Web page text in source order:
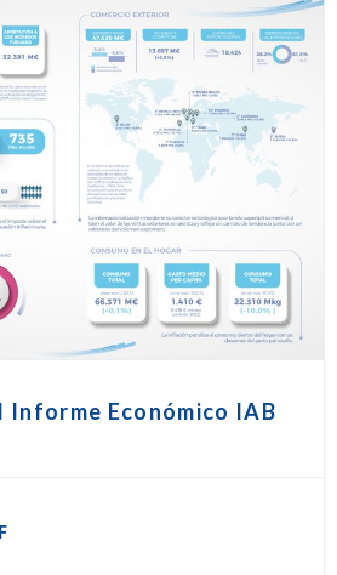
Económico IAB